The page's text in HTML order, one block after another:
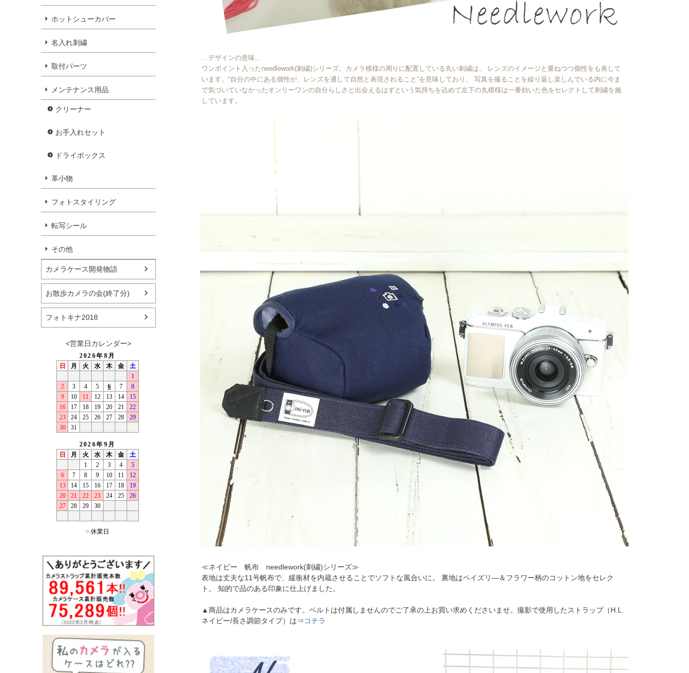
ホットシューカバー
名入れ刺繍
取付パーツ
メンテナンス用品
クリーナー
お手入れセット
ドライボックス
革小物
フォトスタイリング
転写シール
その他
カメラケース開発物語
お散歩カメラの会(終了分)
フォトキナ2018
<営業日カレンダー>
…デザインの意味…
ワンポイント入ったneedlework(刺繍)シリーズ。カメラ模様の周りに配置している丸い刺繍は、 レンズのイメージと重ねつつ個性をも表して
います。“自分の中にある個性が、レンズを通して自然と表現されること”を意味しており、 写真を撮ることを繰り返し楽しんでいる内に今ま
で気づいていなかったオンリーワンの自分らしさと出会えるはずという気持ちを込めて左下の丸模様は一番効いた色をセレクトして刺繍を施
しています。
≪ネイビー 帆布 needlework(刺繍)シリーズ≫
表地は丈夫な11号帆布で、緩衝材を内蔵させることでソフトな風合いに。 裏地はペイズリ―＆フラワー柄のコットン地をセレク
ト。 知的で品のある印象に仕上げました。
▲商品はカメラケースのみです。ベルトは付属しませんのでご了承の上お買い求めくださいませ。撮影で使用したストラップ（H.L.
ネイビー/長さ調節タイプ）は⇒コチラ